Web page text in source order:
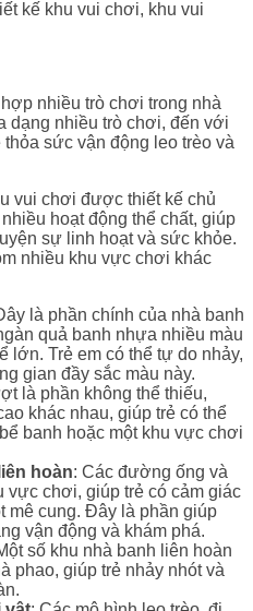
nhiều trò chơi trong nhà
dạng nhiều trò chơi, đến với
sức vận động leo trèo và
vui chơi được thiết kế chủ
hoạt động thể chất, giúp
sự linh hoạt và sức khỏe.
nhiều khu vực chơi khác
là phần chính của nhà banh
quả banh nhựa nhiều màu
lớn. Trẻ em có thể tự do nhảy,
gian đầy sắc màu này.
là phần không thể thiếu,
khác nhau, giúp trẻ có thể
banh hoặc một khu vực chơi
hoàn: Các đường ống và
vực chơi, giúp trẻ có cảm giác
mê cung. Đây là phần giúp
vận động và khám phá.
số khu nhà banh liên hoàn
phao, giúp trẻ nhảy nhót và